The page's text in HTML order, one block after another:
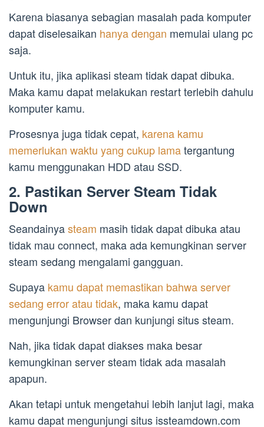
Karena biasanya sebagian masalah pada komputer
dapat diselesaikan hanya dengan memulai ulang pc
saja.
Untuk itu, jika aplikasi steam tidak dapat dibuka.
Maka kamu dapat melakukan restart terlebih dahulu
komputer kamu.
Prosesnya juga tidak cepat, karena kamu
memerlukan waktu yang cukup lamatergantung
kamu menggunakan HDD atau SSD.
2. Pastikan Server Steam Tidak
Down
Seandainyasteam masih tidak dapat dibuka atau
tidak mau connect, maka ada kemungkinan server
steam sedang mengalami gangguan.
Supaya kamu dapat memastikan bahwa server
sedang error atau tidak, maka kamu dapat
mengunjungi Browser dan kunjungi situs steam.
Nah, jika tidak dapat diakses maka besar
kemungkinan server steam tidak ada masalah
apapun.
Akan tetapi untuk mengetahui lebih lanjut lagi, maka
kamu dapat mengunjungi situs issteamdown.com